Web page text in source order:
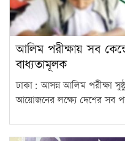
আলিম পরীক্ষায় সব
বাধ্যতামূলক
ঢাকা: আসন্ন আলিম পরীক্ষা
আয়োজনের লক্ষ্যে দেশের সব